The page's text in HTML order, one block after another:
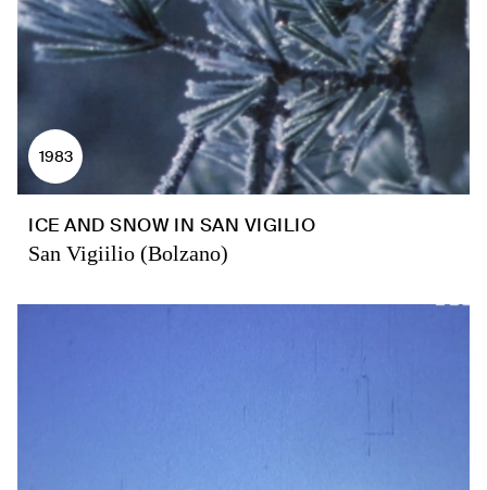
1983
ICE AND SNOW IN SAN VIGILIO
San Vigiilio (Bolzano)